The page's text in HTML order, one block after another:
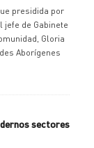
presidida por
jefe de Gabinete
Gloria
Aborígenes
sectores